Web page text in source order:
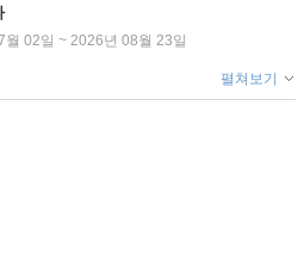
월 02일 ~ 2026년 08월 23일
펼쳐보기